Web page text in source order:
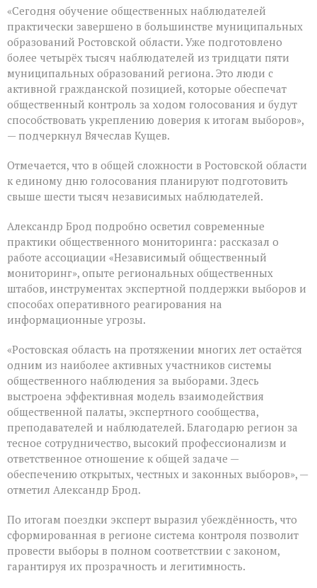
«Сегодня обучение общественных наблюдателей
практически завершено в большинстве муниципальных
образований Ростовской области. Уже подготовлено
более четырёх тысяч наблюдателей из тридцати пяти
муниципальных образований региона. Это люди с
активной гражданской позицией, которые обеспечат
общественный контроль за ходом голосования и будут
способствовать укреплению доверия к итогам выборов»,
— подчеркнул Вячеслав Кущев.
Отмечается, что в общей сложности в Ростовской области
к единому дню голосования планируют подготовить
свыше шести тысяч независимых наблюдателей.
Александр Брод подробно осветил современные
практики общественного мониторинга: рассказал о
работе ассоциации «Независимый общественный
мониторинг», опыте региональных общественных
штабов, инструментах экспертной поддержки выборов и
способах оперативного реагирования на
информационные угрозы.
«Ростовская область на протяжении многих лет остаётся
одним из наиболее активных участников системы
общественного наблюдения за выборами. Здесь
выстроена эффективная модель взаимодействия
общественной палаты, экспертного сообщества,
преподавателей и наблюдателей. Благодарю регион за
тесное сотрудничество, высокий профессионализм и
ответственное отношение к общей задаче —
обеспечению открытых, честных и законных выборов», —
отметил Александр Брод.
По итогам поездки эксперт выразил убеждённость, что
сформированная в регионе система контроля позволит
провести выборы в полном соответствии с законом,
гарантируя их прозрачность и легитимность.